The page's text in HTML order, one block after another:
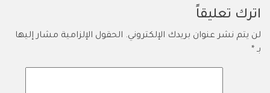
اترك تعليقاً
لن يتم نشر عنوان بريدك الإلكتروني. الحقول الإلزامية مشار إليها
بـ *